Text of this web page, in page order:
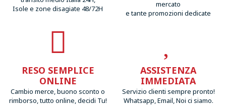
Isole e zone disagiate 48/72H
mercato
e tante promozioni dedicate
RESO SEMPLICE
ONLINE
Cambio merce, buono sconto o
rimborso, tutto online, decidi Tu!
ASSISTENZA
IMMEDIATA
Servizio clienti sempre pronto!
Whatsapp, Email, Noi ci siamo.